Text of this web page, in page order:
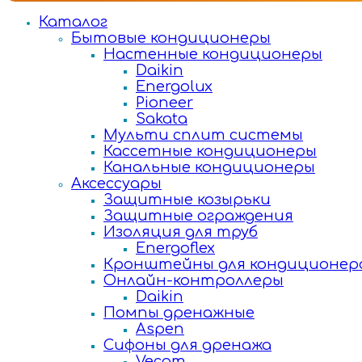
Каталог
Бытовые кондиционеры
Настенные кондиционеры
Daikin
Energolux
Pioneer
Sakata
Мульти сплит системы
Кассетные кондиционеры
Канальные кондиционеры
Аксессуары
Защитные козырьки
Защитные ограждения
Изоляция для труб
Energoflex
Кронштейны для
Онлайн-контроллеры
Daikin
Помпы дренажные
Aspen
Сифоны для дренажа